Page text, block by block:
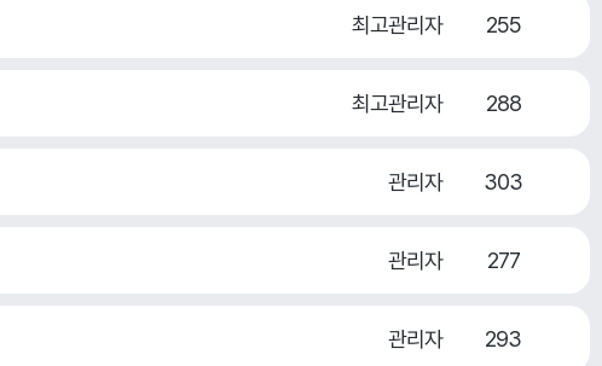
최고관리자 255
최고관리자 288
관리자 303
관리자 277
관리자 293